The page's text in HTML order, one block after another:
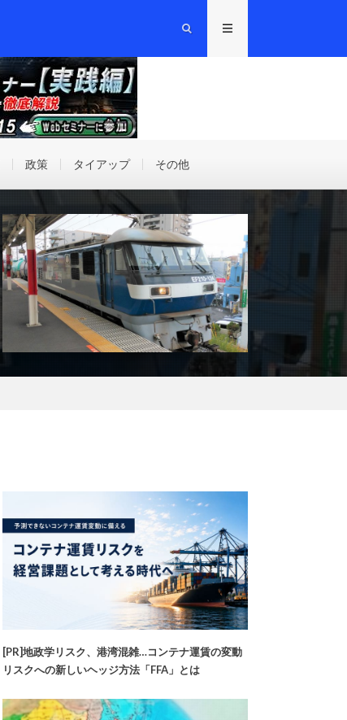
政策 タイアップ その他
[PR]地政学リスク、港湾混雑…コンテナ運賃の変動
リスクへの新しいヘッジ方法「FFA」とは